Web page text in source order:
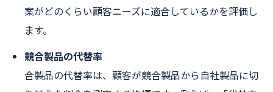
案がどのくらい顧客ニーズに適合しているかを評価し
ます。
競合製品の代替率
合製品の代替率は、顧客が競合製品から自社製品に切